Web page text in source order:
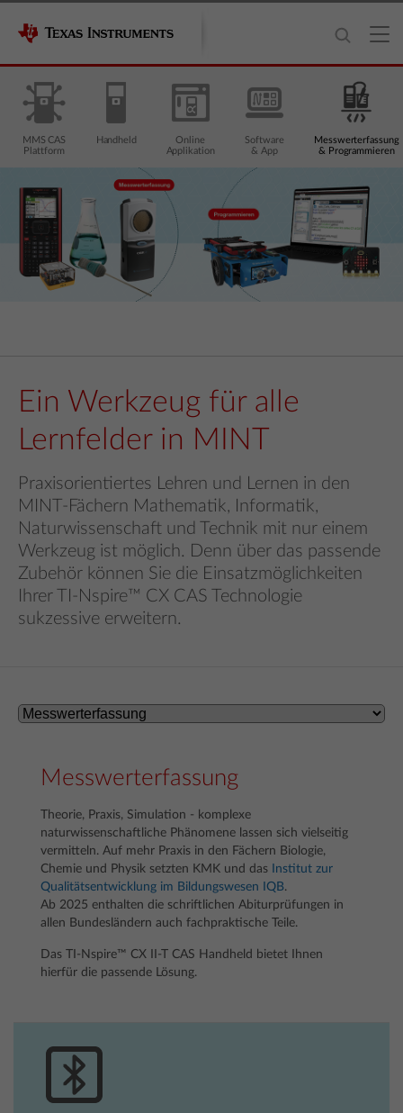
MMS CAS
Plattform
Handheld
Online
Applikation
Software
& App
Messwerterfassung
& Programmieren
Ein Werkzeug für alle
Lernfelder in MINT
Praxisorientiertes Lehren und Lernen in den
MINT-Fächern Mathematik, Informatik,
Naturwissenschaft und Technik mit nur einem
Werkzeug ist möglich. Denn über das passende
Zubehör können Sie die Einsatzmöglichkeiten
Ihrer TI-Nspire™ CX CAS Technologie
sukzessive erweitern.
Messwerterfassung
Theorie, Praxis, Simulation - komplexe
naturwissenschaftliche Phänomene lassen sich vielseitig
vermitteln. Auf mehr Praxis in den Fächern Biologie,
Chemie und Physik setzten KMK und das
Institut zur
Qualitätsentwicklung im Bildungswesen IQB.
Ab 2025 enthalten die schriftlichen Abiturprüfungen in
allen Bundesländern auch fachpraktische Teile.
Das TI-Nspire™ CX II-T CAS Handheld bietet Ihnen
hierfür die passende Lösung.